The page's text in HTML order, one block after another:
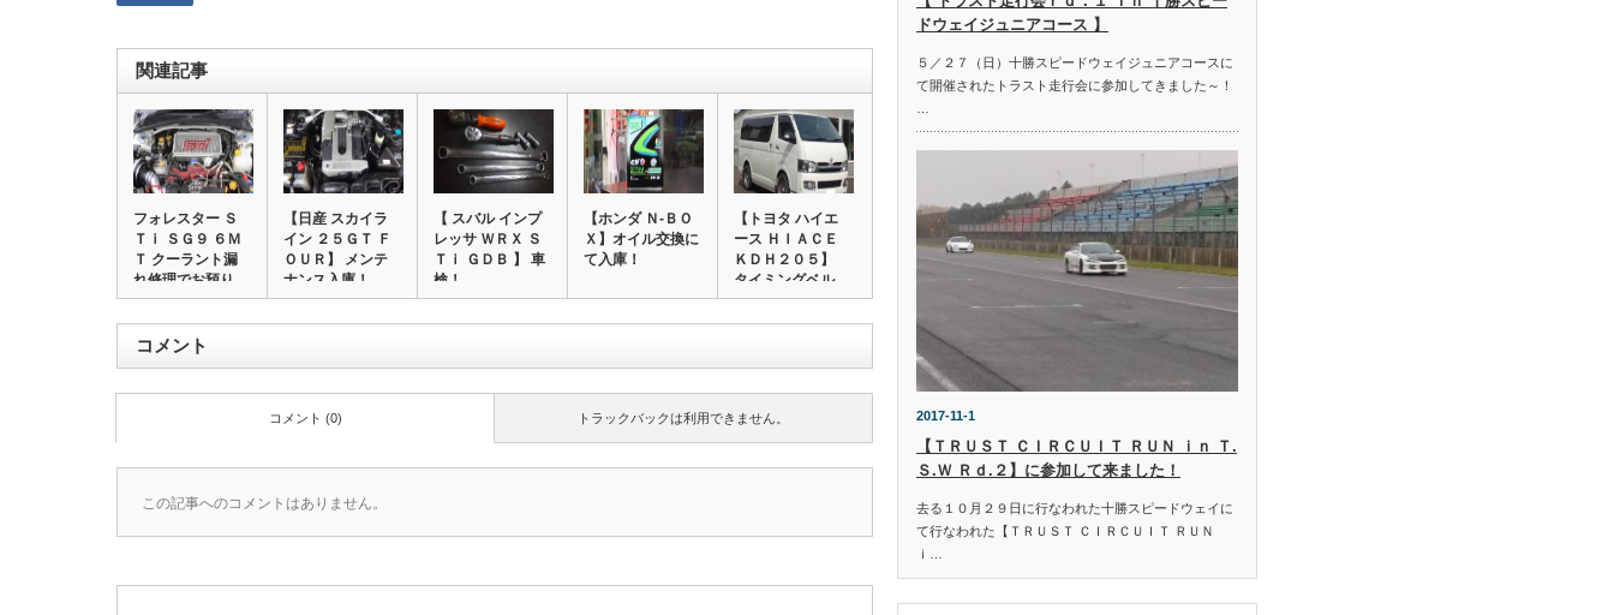
関連記事
フォレスター Ｓ
Ｔｉ ＳＧ９ ６Ｍ
Ｔ クーラント漏
れ修理でお預り…
【日産 スカイラ
イン ２５ＧＴ Ｆ
ＯＵＲ】 メンテ
ナンス入庫！
【 スバル インプ
レッサ ＷＲＸ Ｓ
Ｔｉ ＧＤＢ 】 車
検！
【ホンダ Ｎ‐ＢＯ
Ｘ】オイル交換に
て入庫！
【トヨタ ハイエ
ース ＨＩＡＣＥ
ＫＤＨ２０５】
タイミングベル…
コメント
トラックバックは利用できません。
コメント (0)
この記事へのコメントはありません。
ドウェイジュニアコース 】
５／２７（日）十勝スピードウェイジュニアコースに
て開催されたトラスト走行会に参加してきました～！
2017-11-1
【ＴＲＵＳＴ ＣＩＲＣＵＩＴ ＲＵＮ ｉｎ Ｔ.
Ｓ.Ｗ Ｒｄ.２】に参加して来ました！
去る１０月２９日に行なわれた十勝スピードウェイに
て行なわれた【ＴＲＵＳＴ ＣＩＲＣＵＩＴ ＲＵＮ
ｉ…